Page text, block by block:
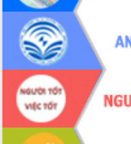
Phát huy vai trò của người có uy tín
trong phòng chống tảo hôn và hôn
nhân cận huyết thống
Nông sản Tây Nguyên thu hút doanh
nghiệp nước ngoài
Đắk Lắk định vị thương hiệu du lịch
“Biển – Rừng – Cà phê” trong không
gian phát triển mới
Hội nghị chia sẻ kinh nghiệm, chuyển
giao kỹ thuật y tế, định hướng phát
triển chuyên sâu đến 2030